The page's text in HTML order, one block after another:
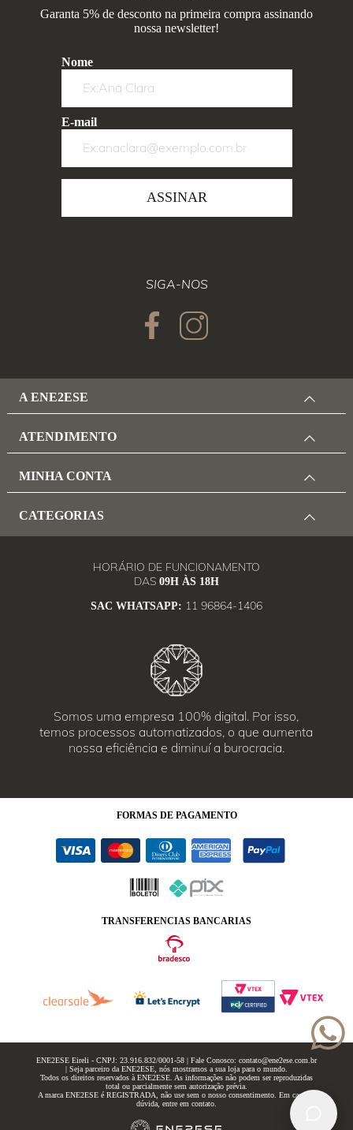
Garanta 5% de desconto na primeira compra assinando
nossa newsletter!
Nome
E-mail
ASSINAR
SIGA-NOS
A ENE2ESE
ATENDIMENTO
MINHA CONTA
CATEGORIAS
HORÁRIO DE FUNCIONAMENTO
DAS 09H ÀS 18H
SAC WHATSAPP: 11 96864-1406
Somos uma empresa 100% digital. Por isso,
temos processos automatizados, o que aumenta
nossa eficiência e diminuí a burocracia.
FORMAS DE PAGAMENTO
TRANSFERENCIAS BANCARIAS
ENE2ESE Eireli - CNPJ: 23.916.832/0001-58 | Fale Conosco: contato@ene2ese.com.br
| Seja parceiro da ENE2ESE, nós mostramos a sua loja para o mundo.
Todos os direitos reservados à ENE2ESE. As informações não podem ser reproduzidas
total ou parcialmente sem autorização prévia.
A marca ENE2ESE é REGISTRADA, não use sem o nosso consentimento. Em caso de
dúvida, entre em contato.